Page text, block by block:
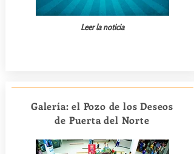
Leer la noticia
Galería: el Pozo de los Deseos
de Puerta del Norte